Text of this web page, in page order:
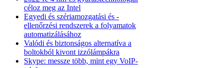
céloz meg az Intel
Egyedi és szériamozgatási és -
ellenőrzési rendszerek a folyamatok
automatizálásához
Valódi és biztonságos alternatíva a
boltokból kivont izzólámpákra
Skype: messze több, mint egy VoIP-